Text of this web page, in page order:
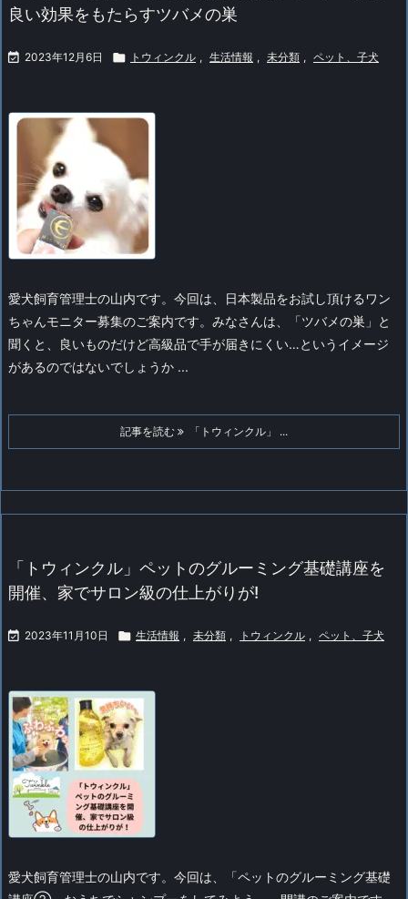
良い効果をもたらすツバメの巣
 2023年12月6日  トウィンクル , 生活情報 , 未分類 , ペット、子犬
愛犬飼育管理士の山内です。 今回は、日本製品をお試し頂けるワン
ちゃんモニター募集のご案内です。 みなさんは、「ツバメの巣」と
聞くと、良いものだけど高級品で手が届きにくい…というイメージ
があるのではないでしょうか ...
記事を読む 「トウィンクル」 ...
「トウィンクル」ペットのグルーミング基礎講座を
開催、家でサロン級の仕上がりが!
 2023年11月10日  生活情報 , 未分類 , トウィンクル , ペット、子犬
愛犬飼育管理士の山内です。 今回は、「ペットのグルーミング基礎